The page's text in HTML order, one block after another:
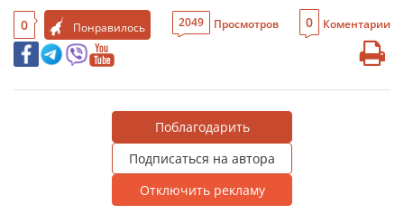
0 Понравилось 2049 Просмотров 0 Коментарии
Поблагодарить
Подписаться на автора
Отключить рекламу